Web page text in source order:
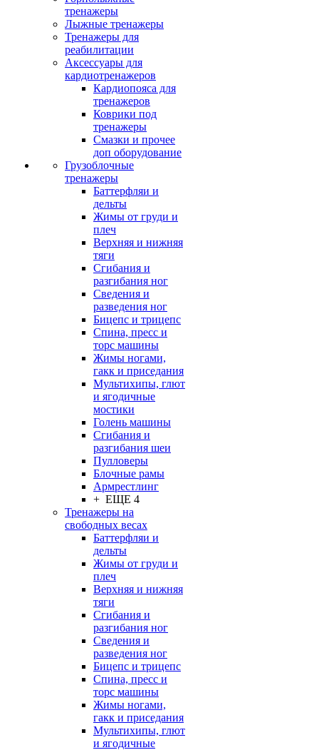
тренажеры
Лыжные тренажеры
Тренажеры для
реабилитации
Аксессуары для
кардиотренажеров
Кардиопояса для
тренажеров
Коврики под
тренажеры
Смазки и прочее
доп оборудование
Грузоблочные
тренажеры
Баттерфляи и
дельты
Жимы от груди и
плеч
Верхняя и нижняя
тяги
Сгибания и
разгибания ног
Сведения и
разведения ног
Бицепс и трицепс
Спина, пресс и
торс машины
Жимы ногами,
гакк и приседания
Мультихипы, глют
и ягодичные
мостики
Голень машины
Сгибания и
разгибания шеи
Пулловеры
Блочные рамы
Армрестлинг
+ ЕЩЕ 4
Тренажеры на
свободных весах
Баттерфляи и
дельты
Жимы от груди и
плеч
Верхняя и нижняя
тяги
Сгибания и
разгибания ног
Сведения и
разведения ног
Бицепс и трицепс
Спина, пресс и
торс машины
Жимы ногами,
гакк и приседания
Мультихипы, глют
и ягодичные